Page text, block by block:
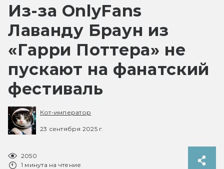
Из-за OnlyFans
Лаванду Браун из
«Гарри Поттера» не
пускают на фанатский
фестиваль
Кот-император
23 сентября 2025 г.
2050
1 минута на чтение